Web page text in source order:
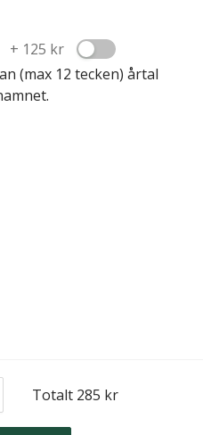
+ 125 kr
(max 12 tecken) årtal
Totalt 285 kr